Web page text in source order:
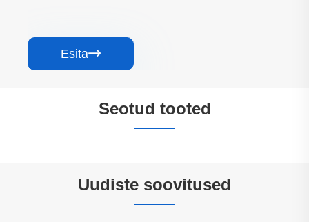
Esita
Seotud tooted
Uudiste soovitused